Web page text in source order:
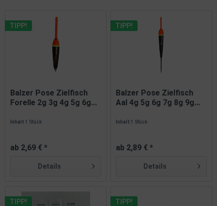
TIPP!
Balzer Pose Zielfisch
Forelle 2g 3g 4g 5g 6g...
Inhalt1 Stück
ab 2,69 € *
Details
TIPP!
Balzer Pose Zielfisch
Aal 4g 5g 6g 7g 8g 9g...
Inhalt1 Stück
ab 2,89 € *
Details
TIPP! TIPP!